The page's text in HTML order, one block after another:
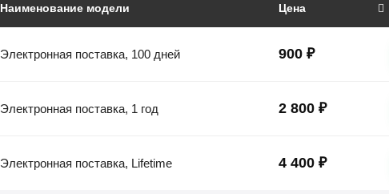
Наименование модели Цена
Электронная поставка, 100 дней 900 ₽
Электронная поставка, 1 год 2 800 ₽
Электронная поставка, Lifetime 4 400 ₽